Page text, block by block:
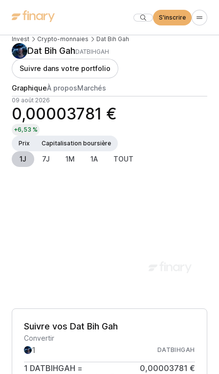
S'inscrire
Invest Crypto-monnaies Dat Bih Gah
Dat Bih GahDATBIHGAH
Suivre dans votre portfolio
GraphiqueÀ proposMarchés
09 août 2026
0,00003781 €
+6,53 %
Prix
Capitalisation boursière
1J 7J 1M 1A TOUT
Suivre vos Dat Bih Gah
Convertir
DATBIHGAH
1 DATBIHGAH = 0,00003781 €